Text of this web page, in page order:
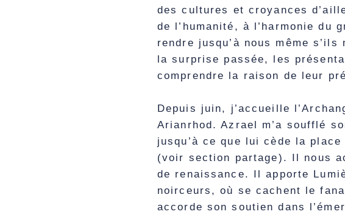
des cultures et croyances
de l’humanité, à l’harmonie du
rendre jusqu’à nous même
la surprise passée, les
comprendre la raison de leur
Depuis juin, j’accueille
Arianrhod. Azrael m’a soufflé
jusqu’à ce que lui cède la
(voir section partage). Il nous
de renaissance. Il apporte
noirceurs, où se cachent le
accorde son soutien dans